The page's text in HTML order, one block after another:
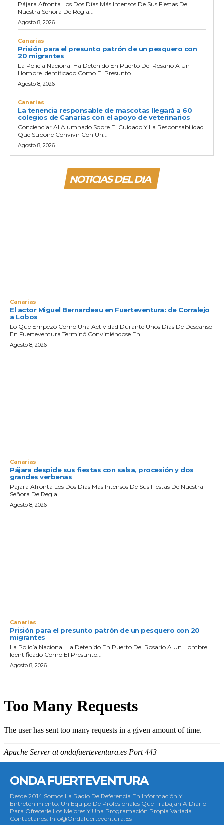
Pájara Afronta Los Dos Días Más Intensos De Sus Fiestas De
Nuestra Señora De Regla...
Agosto 8, 2026
Canarias
Prisión para el presunto patrón de un pesquero con
20 migrantes
La Policía Nacional Ha Detenido En Puerto Del Rosario A Un
Hombre Identificado Como El Presunto...
Agosto 8, 2026
Canarias
La tenencia responsable de mascotas llegará a 60
colegios de Canarias con el apoyo de veterinarios
Concienciar Al Alumnado Sobre El Cuidado Y La Responsabilidad
Que Supone Convivir Con Un...
Agosto 8, 2026
NOTICIAS DEL DIA
Canarias
El actor Miguel Bernardeau en Fuerteventura: de Corralejo
a Lobos
Lo Que Empezó Como Una Actividad Durante Unos Días De Descanso
En Fuerteventura Terminó Convirtiéndose En...
Agosto 8, 2026
Canarias
Pájara despide sus fiestas con salsa, procesión y dos
grandes verbenas
Pájara Afronta Los Dos Días Más Intensos De Sus Fiestas De Nuestra
Señora De Regla...
Agosto 8, 2026
Canarias
Prisión para el presunto patrón de un pesquero con 20
migrantes
La Policía Nacional Ha Detenido En Puerto Del Rosario A Un Hombre
Identificado Como El Presunto...
Agosto 8, 2026
ONDA FUERTEVENTURA
Desde 2014 Somos La Radio De Referencia En Información Y
Entretenimiento. Un Equipo De Profesionales Que Trabajan A Diario
Para Ofrecerle Los Mejores Y Una Programación Propia Variada.
Contáctanos: Info@ondafuerteventura.es